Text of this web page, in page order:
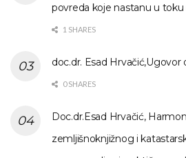
povreda koje nastanu u toku
1 SHARES
doc.dr. Esad
0 SHARES
Doc.dr.Esad Hrvačić,
zemljišnoknjižnog i